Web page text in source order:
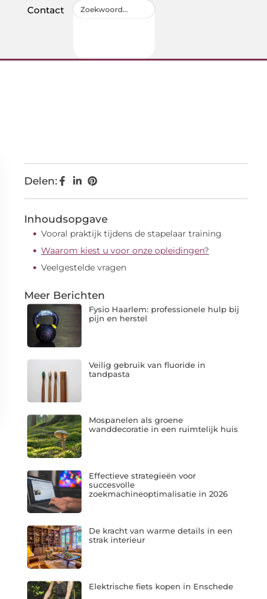
Contact
Delen:
Inhoudsopgave
Vooral praktijk tijdens de stapelaar training
Waarom kiest u voor onze opleidingen?
Veelgestelde vragen
Meer Berichten
Fysio Haarlem: professionele hulp bij
pijn en herstel
Veilig gebruik van fluoride in
tandpasta
Mospanelen als groene
wanddecoratie in een ruimtelijk huis
Effectieve strategieën voor
succesvolle
zoekmachineoptimalisatie in 2026
De kracht van warme details in een
strak interieur
Elektrische fiets kopen in Enschede